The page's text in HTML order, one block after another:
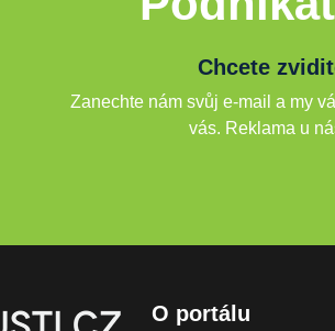
Chcete
Zanechte nám svůj e-mail a my
vás. Reklama u
O portálu